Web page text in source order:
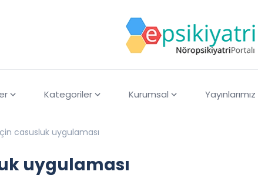
Kategoriler Kurumsal Yayınlarımız
casusluk uygulaması
uygulaması